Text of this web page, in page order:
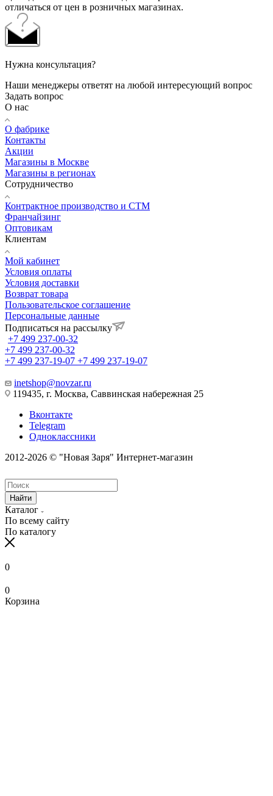
отличаться от цен в розничных магазинах.
Нужна консультация?
Наши менеджеры ответят на любой интересующий вопрос
Задать вопрос
О нас
О фабрике
Контакты
Акции
Магазины в Москве
Магазины в регионах
Сотрудничество
Контрактное производство и СТМ
Франчайзинг
Оптовикам
Клиентам
Мой кабинет
Условия оплаты
Условия доставки
Возврат товара
Пользовательское соглашение
Персональные данные
Подписаться на рассылку
+7 499 237-00-32
+7 499 237-00-32
+7 499 237-19-07 +7 499 237-19-07
inetshop@novzar.ru
119435, г. Москва, Саввинская набережная 25
Вконтакте
Telegram
Одноклассники
2012-2026 © "Новая Заря" Интернет-магазин
Найти
Каталог
По всему сайту
По каталогу
0
0
Корзина